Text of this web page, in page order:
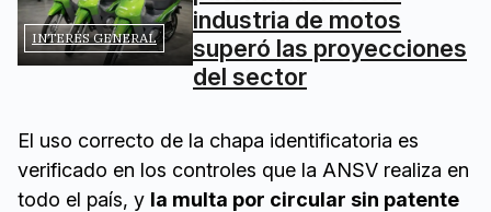
INTERÉS GENERAL
industria de motos
superó las proyecciones
del sector
El uso correcto de la chapa identificatoria es
verificado en los controles que la ANSV realiza en
todo el país, y la multa por circular sin patente